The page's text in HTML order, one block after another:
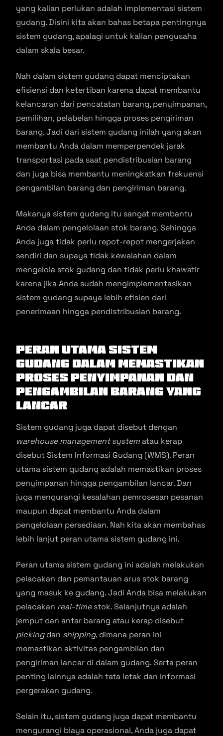
yang kalian perlukan adalah implementasi sistem
gudang. Disini kita akan bahas betapa pentingnya
sistem gudang, apalagi untuk kalian pengusaha
dalam skala besar.
Nah dalam sistem gudang dapat menciptakan
efisiensi dan ketertiban karena dapat membantu
kelancaran dari pencatatan barang, penyimpanan,
pemilihan, pelabelan hingga proses pengiriman
barang. Jadi dari sistem gudang inilah yang akan
membantu Anda dalam memperpendek jarak
transportasi pada saat pendistribusian barang
dan juga bisa membantu meningkatkan frekuensi
pengambilan barang dan pengiriman barang.
Makanya sistem gudang itu sangat membantu
Anda dalam pengelolaan stok barang. Sehingga
Anda juga tidak perlu repot-repot mengerjakan
sendiri dan supaya tidak kewalahan dalam
mengelola stok gudang dan tidak perlu khawatir
karena jika Anda sudah mengimplementasikan
sistem gudang supaya lebih efisien dari
penerimaan hingga pendistribusian barang.
Peran Utama Sistem
Gudang dalam Memastikan
Proses Penyimpanan dan
Pengambilan Barang yang
Lancar
Sistem gudang juga dapat disebut dengan
warehouse management systematau kerap
disebut Sistem Informasi Gudang (WMS). Peran
utama sistem gudang adalah memastikan proses
penyimpanan hingga pengambilan lancar. Dan
juga mengurangi kesalahan pemrosesan pesanan
maupun dapat membantu Anda dalam
pengelolaan persediaan. Nah kita akan membahas
lebih lanjut peran utama sistem gudang ini.
Peran utama sistem gudang ini adalah melakukan
pelacakan dan pemantauan arus stok barang
yang masuk ke gudang. Jadi Anda bisa melakukan
pelacakan real-timestok. Selanjutnya adalah
jemput dan antar barang atau kerap disebut
pickingdan shipping, dimana peran ini
memastikan aktivitas pengambilan dan
pengiriman lancar di dalam gudang. Serta peran
penting lainnya adalah tata letak dan informasi
pergerakan gudang.
Selain itu, sistem gudang juga dapat membantu
mengurangi biaya operasional, Anda juga dapat